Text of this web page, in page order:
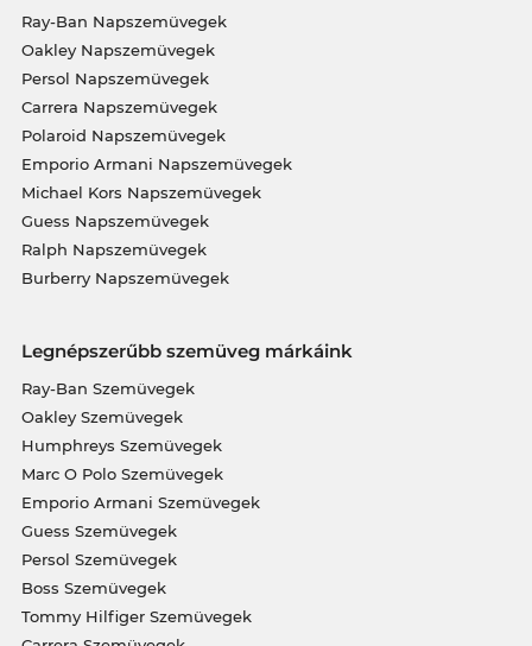
Ray-Ban Napszemüvegek
Oakley Napszemüvegek
Persol Napszemüvegek
Carrera Napszemüvegek
Polaroid Napszemüvegek
Emporio Armani Napszemüvegek
Michael Kors Napszemüvegek
Guess Napszemüvegek
Ralph Napszemüvegek
Burberry Napszemüvegek
Legnépszerűbb szemüveg márkáink
Ray-Ban Szemüvegek
Oakley Szemüvegek
Humphreys Szemüvegek
Marc O Polo Szemüvegek
Emporio Armani Szemüvegek
Guess Szemüvegek
Persol Szemüvegek
Boss Szemüvegek
Tommy Hilfiger Szemüvegek